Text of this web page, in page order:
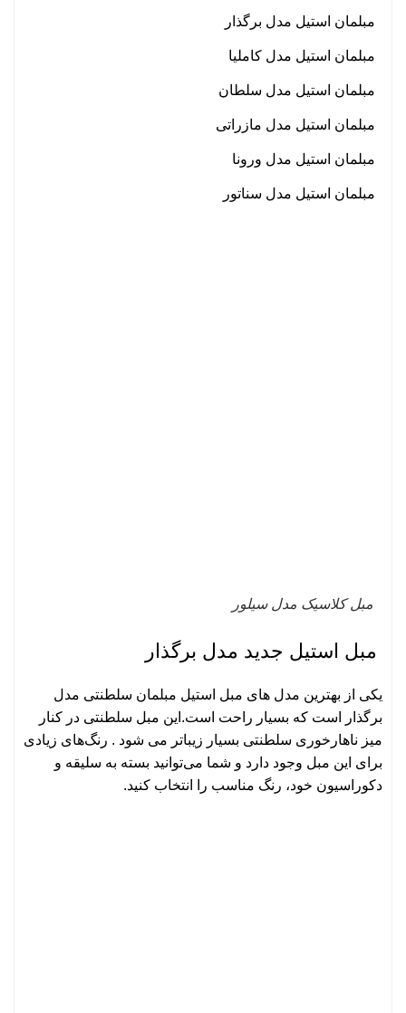
مبلمان استیل مدل برگذار
مبلمان استیل مدل کاملیا
مبلمان استیل مدل سلطان
مبلمان استیل مدل مازراتی
مبلمان استیل مدل ورونا
مبلمان استیل مدل سناتور
مبل کلاسیک مدل سیلور
مبل استیل جدید مدل برگذار
یکی از بهترین مدل های مبل استیل مبلمان سلطنتی مدل
برگذار است که بسیار راحت است.این مبل سلطنتی در کنار
میز ناهارخوری سلطنتی بسیار زیباتر می شود . رنگ‌های زیادی
برای این مبل وجود دارد و شما می‌توانید بسته به سلیقه و
دکوراسیون خود، رنگ مناسب را انتخاب کنید.